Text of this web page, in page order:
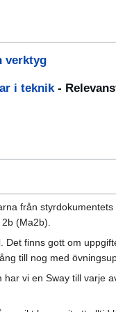
verktyg
i teknik -
från
(Ma2b).
finns gott om
till nog med
vi en Sway till varje